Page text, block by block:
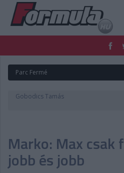
FORMULA
NEMZETKÖZI
DIGITÁLIS MAGAZIN
VERSENYNAPTÁRAK
Parc Fermé
Gobodics Tamás
Marko: Max csak
jobb és jobb